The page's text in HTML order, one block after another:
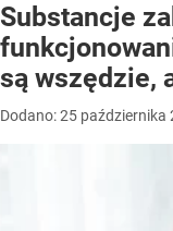
Substancje
są wszędzie,
Dodano:25 października